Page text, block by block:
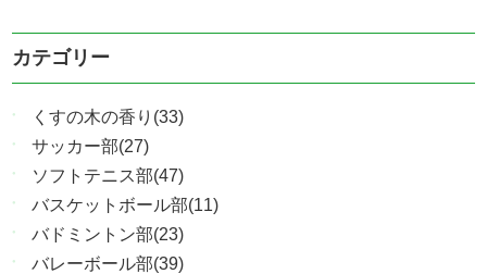
カテゴリー
くすの木の香り(33)
サッカー部(27)
ソフトテニス部(47)
バスケットボール部(11)
バドミントン部(23)
バレーボール部(39)